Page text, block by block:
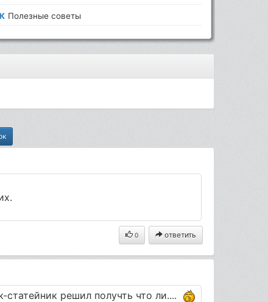
Полезные советы
0 ответить
статейник решил получть что ли....